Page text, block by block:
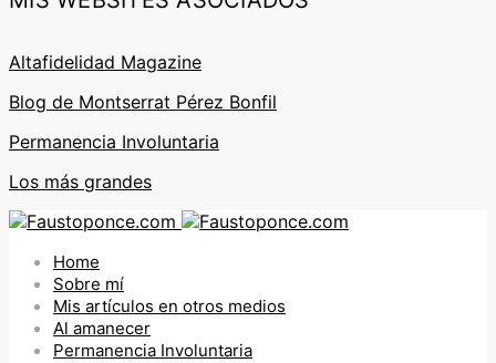
Altafidelidad Magazine
Blog de Montserrat Pérez Bonfil
Permanencia Involuntaria
Los más grandes
Home
Sobre mí
Mis artículos en otros medios
Al amanecer
Permanencia Involuntaria